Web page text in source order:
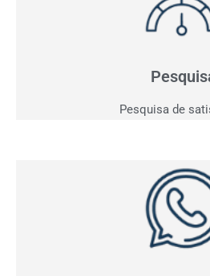
Pesquisa de
Pesquisa de Satisfação
Entender para atender e
Acompanhe em tempo real